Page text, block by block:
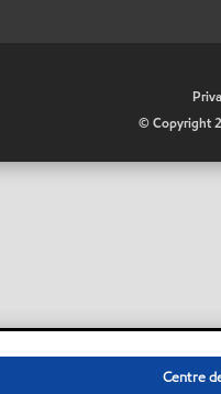
© Copyright
Centre